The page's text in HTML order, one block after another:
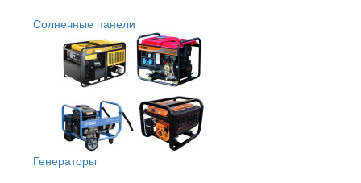
Солнечные панели
Генераторы